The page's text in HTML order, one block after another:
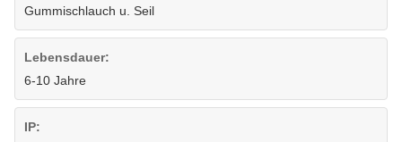
Gummischlauch u. Seil
Lebensdauer:
6-10 Jahre
IP: